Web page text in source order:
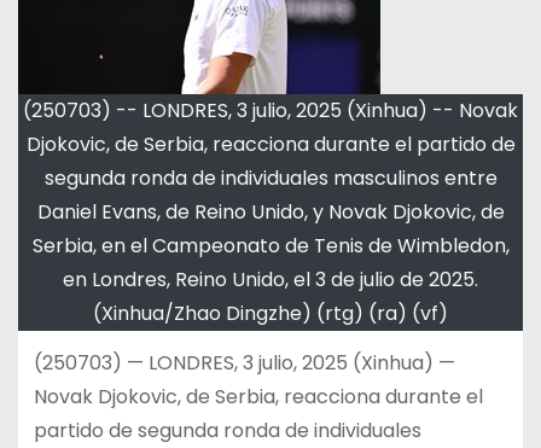
(250703) -- LONDRES, 3 julio, 2025 (Xinhua) -- Novak
Djokovic, de Serbia, reacciona durante el partido de
segunda ronda de individuales masculinos entre
Daniel Evans, de Reino Unido, y Novak Djokovic, de
Serbia, en el Campeonato de Tenis de Wimbledon,
en Londres, Reino Unido, el 3 de julio de 2025.
(Xinhua/Zhao Dingzhe) (rtg) (ra) (vf)
(250703) — LONDRES, 3 julio, 2025 (Xinhua) —
Novak Djokovic, de Serbia, reacciona durante el
partido de segunda ronda de individuales